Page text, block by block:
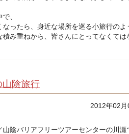
、
なったら、身近な場所を巡る小旅行の
積み重ねから、皆さんにとってなくて
山陰旅行
2012年02
山陰バリアフリーツアーセンターの川瀬